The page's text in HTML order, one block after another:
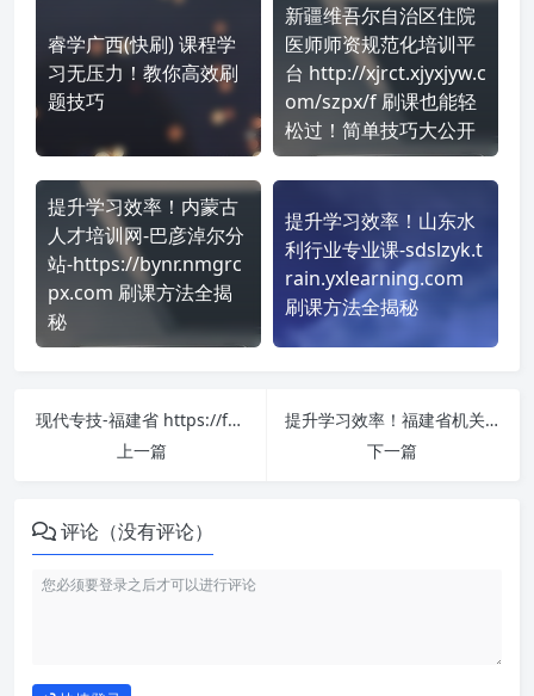
睿学广西(快刷) 课程学
习无压力！教你高效刷
题技巧
新疆维吾尔自治区住院
医师师资规范化培训平
台 http://xjrct.xjyxjyw.c
om/szpx/f 刷课也能轻
松过！简单技巧大公开
提升学习效率！内蒙古
人才培训网-巴彦淖尔分
站-https://bynr.nmgrc
px.com 刷课方法全揭
秘
提升学习效率！山东水
利行业专业课-sdslzyk.t
rain.yxlearning.com
刷课方法全揭秘
现代专技-福建省 https://fujian.chinamde.cn/ 课程学习无压力！教你高效刷题技巧
上一篇
提升学习效率！福建省机关事业单位工勤人员岗位继续教育网络远程培训平台 http://gkpx.fjrst.cn/index 刷课方法全揭秘
下一篇
评论（没有评论）